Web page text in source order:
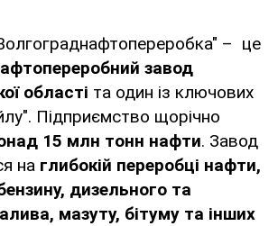
– це
завод
області та один із ключових
Підприємство щорічно
15 млн тонн нафти. Завод
на глибокій переробці нафти,
дизельного та
мазуту, бітуму та інших